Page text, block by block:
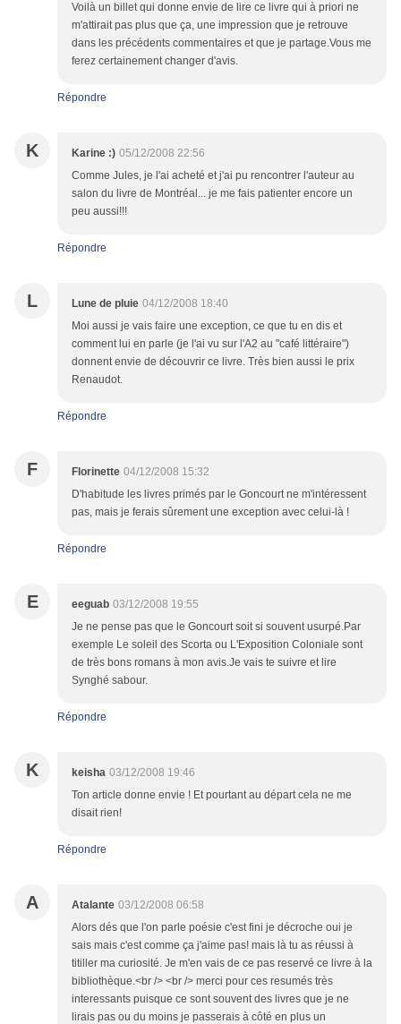
Voilà un billet qui donne envie de lire ce livre qui à priori ne
m'attirait pas plus que ça, une impression que je retrouve
dans les précédents commentaires et que je partage.Vous me
ferez certainement changer d'avis.
Répondre
K Karine :) 05/12/2008 22:56
Comme Jules, je l'ai acheté et j'ai pu rencontrer l'auteur au
salon du livre de Montréal... je me fais patienter encore un
peu aussi!!!
Répondre
L Lune de pluie 04/12/2008 18:40
Moi aussi je vais faire une exception, ce que tu en dis et
comment lui en parle (je l'ai vu sur l'A2 au "café littéraire")
donnent envie de découvrir ce livre. Très bien aussi le prix
Renaudot.
Répondre
F Florinette 04/12/2008 15:32
D'habitude les livres primés par le Goncourt ne m'intéressent
pas, mais je ferais sûrement une exception avec celui-là !
Répondre
E eeguab 03/12/2008 19:55
Je ne pense pas que le Goncourt soit si souvent usurpé.Par
exemple Le soleil des Scorta ou L'Exposition Coloniale sont
de très bons romans à mon avis.Je vais te suivre et lire
Synghé sabour.
Répondre
K keisha 03/12/2008 19:46
Ton article donne envie ! Et pourtant au départ cela ne me
disait rien!
Répondre
A Atalante 03/12/2008 06:58
Alors dés que l'on parle poésie c'est fini je décroche oui je
sais mais c'est comme ça j'aime pas! mais là tu as réussi à
titiller ma curiosité. Je m'en vais de ce pas reservé ce livre à la
bibliothèque.<br /> <br /> merci pour ces resumés très
interessants puisque ce sont souvent des livres que je ne
lirais pas ou du moins je passerais à côté en plus un